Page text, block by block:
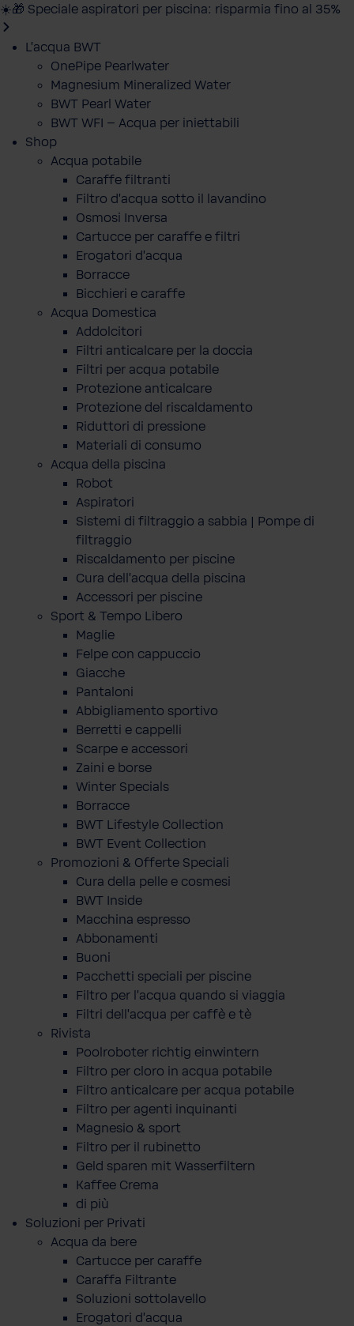
☀️🎁 Speciale aspiratori per piscina: risparmia fino al 35%
L'acqua BWT
OnePipe Pearlwater
Magnesium Mineralized Water
BWT Pearl Water
BWT WFI – Acqua per iniettabili
Shop
Acqua potabile
Caraffe filtranti
Filtro d'acqua sotto il lavandino
Osmosi Inversa
Cartucce per caraffe e filtri
Erogatori d'acqua
Borracce
Bicchieri e caraffe
Acqua Domestica
Addolcitori
Filtri anticalcare per la doccia
Filtri per acqua potabile
Protezione anticalcare
Protezione del riscaldamento
Riduttori di pressione
Materiali di consumo
Acqua della piscina
Robot
Aspiratori
Sistemi di filtraggio a sabbia | Pompe di
filtraggio
Riscaldamento per piscine
Cura dell'acqua della piscina
Accessori per piscine
Sport & Tempo Libero
Maglie
Felpe con cappuccio
Giacche
Pantaloni
Abbigliamento sportivo
Berretti e cappelli
Scarpe e accessori
Zaini e borse
Winter Specials
Borracce
BWT Lifestyle Collection
BWT Event Collection
Promozioni & Offerte Speciali
Cura della pelle e cosmesi
BWT Inside
Macchina espresso
Abbonamenti
Buoni
Pacchetti speciali per piscine
Filtro per l'acqua quando si viaggia
Filtri dell'acqua per caffè e tè
Rivista
Poolroboter richtig einwintern
Filtro per cloro in acqua potabile
Filtro anticalcare per acqua potabile
Filtro per agenti inquinanti
Magnesio & sport
Filtro per il rubinetto
Geld sparen mit Wasserfiltern
Kaffee Crema
di più
Soluzioni per Privati
Acqua da bere
Cartucce per caraffe
Caraffa Filtrante
Soluzioni sottolavello
Erogatori d'acqua